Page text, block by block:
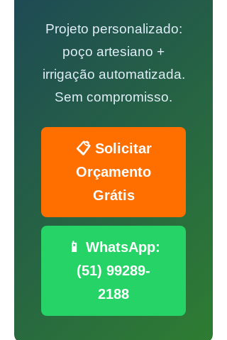
Projeto personalizado:
poço artesiano +
irrigação automatizada.
Sem compromisso.
📋 Solicitar
Orçamento
Grátis
📱 WhatsApp:
(51) 99289-
2188